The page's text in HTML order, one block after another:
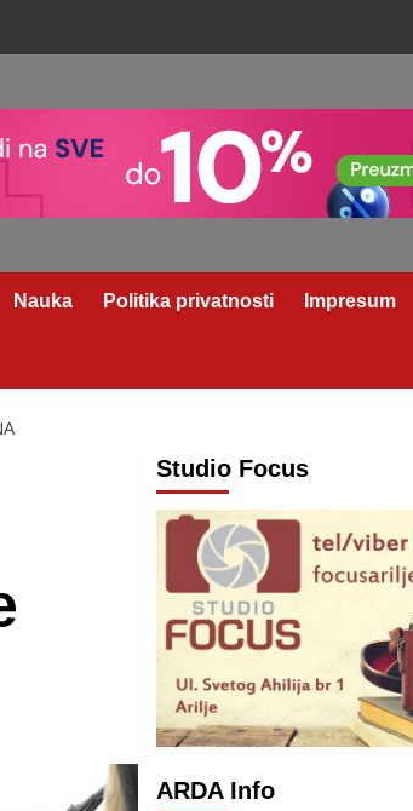
Nauka Politika privatnosti Impresum
Studio Focus
ARDA Info